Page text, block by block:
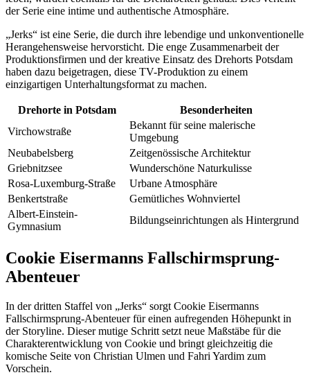
der Serie eine intime und authentische Atmosphäre.
„Jerks“ ist eine Serie, die durch ihre lebendige und unkonventionelle
Herangehensweise hervorsticht. Die enge Zusammenarbeit der
Produktionsfirmen und der kreative Einsatz des Drehorts Potsdam
haben dazu beigetragen, diese TV-Produktion zu einem
einzigartigen Unterhaltungsformat zu machen.
Drehorte in Potsdam
Besonderheiten
Virchowstraße
Bekannt für seine malerische
Umgebung
Neubabelsberg
Zeitgenössische Architektur
Griebnitzsee
Wunderschöne Naturkulisse
Rosa-Luxemburg-Straße
Urbane Atmosphäre
Benkertstraße
Gemütliches Wohnviertel
Albert-Einstein-
Gymnasium
Bildungseinrichtungen als Hintergrund
Cookie Eisermanns Fallschirmsprung-
Abenteuer
In der dritten Staffel von „Jerks“ sorgt Cookie Eisermanns
Fallschirmsprung-Abenteuer für einen aufregenden Höhepunkt in
der Storyline. Dieser mutige Schritt setzt neue Maßstäbe für die
Charakterentwicklung von Cookie und bringt gleichzeitig die
komische Seite von Christian Ulmen und Fahri Yardim zum
Vorschein.